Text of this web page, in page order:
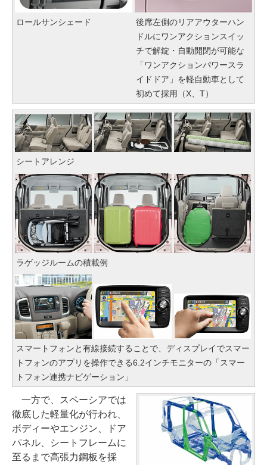
ロールサンシェード
後席左側のリアアウターハン
ドルにワンアクションスイッ
チで解錠・自動開閉が可能な
「ワンアクションパワースラ
イドドア」を軽自動車として
初めて採用（X、T）
シートアレンジ
ラゲッジルームの積載例
スマートフォンと有線接続することで、ディスプレイでスマー
トフォンのアプリを操作できる6.2インチモニターの「スマー
トフォン連携ナビゲーション」
一方で、スペーシアでは
徹底した軽量化が行われ、
ボディーやエンジン、ドア
パネル、シートフレームに
至るまで高張力鋼板を採